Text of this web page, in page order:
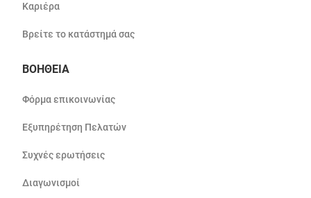
Καριέρα
Βρείτε το κατάστημά σας
ΒΟΗΘΕΙΑ
Φόρμα επικοινωνίας
Εξυπηρέτηση Πελατών
Συχνές ερωτήσεις
Διαγωνισμοί